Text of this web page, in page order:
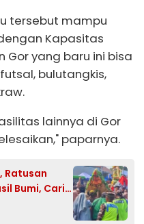
tersebut mampu
Kapasitas
yang baru ini bisa
bulutangkis,
lainnya di Gor
paparnya.
Ratusan
Bumi, Cari